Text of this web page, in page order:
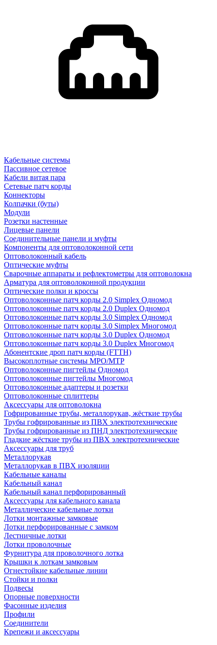
Кабельные системы
Пассивное сетевое
Кабели витая пара
Сетевые патч корды
Коннекторы
Колпачки (буты)
Модули
Розетки настенные
Лицевые панели
Соединительные панели и муфты
Компоненты для оптоволоконной сети
Оптоволоконный кабель
Оптические муфты
Сварочные аппараты и рефлектометры для оптоволокна
Арматура для оптоволоконной продукции
Оптические полки и кроссы
Оптоволоконные патч корды 2.0 Simplex Одномод
Оптоволоконные патч корды 2.0 Duplex Одномод
Оптоволоконные патч корды 3.0 Simplex Одномод
Оптоволоконные патч корды 3.0 Simplex Многомод
Оптоволоконные патч корды 3.0 Duplex Одномод
Оптоволоконные патч корды 3.0 Duplex Многомод
Абонентские дроп патч корды (FTTH)
Высокоплотные системы MPO/MTP
Оптоволоконные пигтейлы Одномод
Оптоволоконные пигтейлы Многомод
Оптоволоконные адаптеры и розетки
Оптоволоконные сплиттеры
Аксессуары для оптоволокна
Гофрированные трубы, металлорукав, жёсткие трубы
Трубы гофрированные из ПВХ электротехнические
Трубы гофрированные из ПНД электротехнические
Гладкие жёсткие трубы из ПВХ электротехнические
Аксессуары для труб
Металлорукав
Металлорукав в ПВХ изоляции
Кабельные каналы
Кабельный канал
Кабельный канал перфорированный
Аксессуары для кабельного канала
Металлические кабельные лотки
Лотки монтажные замковые
Лотки перфорированные с замком
Лестничные лотки
Лотки проволочные
Фурнитура для проволочного лотка
Крышки к лоткам замковым
Огнестойкие кабельные линии
Стойки и полки
Подвесы
Опорные поверхности
Фасонные изделия
Профили
Соединители
Крепежи и аксессуары